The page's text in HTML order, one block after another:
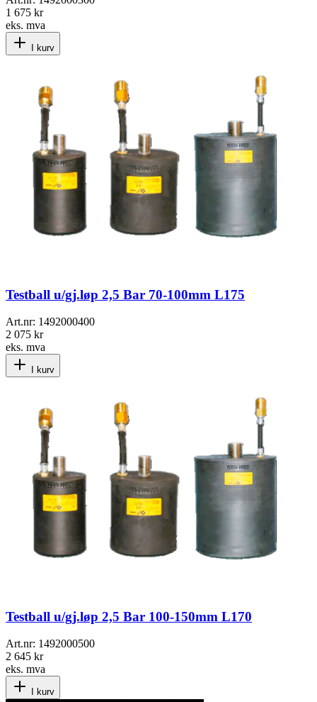
1 675 kr
eks. mva
I kurv
Testball u/gj.løp 2,5 Bar 70-100mm L175
Art.nr: 1492000400
2 075 kr
eks. mva
I kurv
Testball u/gj.løp 2,5 Bar 100-150mm L170
Art.nr: 1492000500
2 645 kr
eks. mva
I kurv